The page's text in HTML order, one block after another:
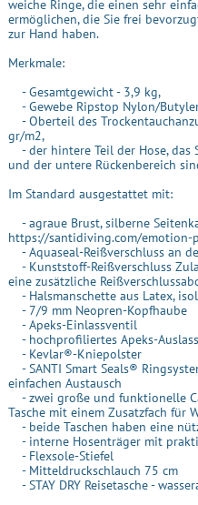
weiche Ringe, die einen sehr
ermöglichen, die Sie frei
zur Hand haben.
Merkmale:
- Gesamtgewicht - 3,9 kg,
- Gewebe Ripstop Nylon/
- Oberteil des
gr/m2,
- der hintere Teil der Hose,
und der untere Rückenbereich
Im Standard ausgestattet mit:
- agraue Brust, silberne
https://santidiving.com/emotion-
- Aquaseal-Reißverschluss an
- Kunststoff-Reißverschluss
eine zusätzliche
- Halsmanschette aus Latex,
- 7/9 mm Neopren-Kopfhaube
- Apeks-Einlassventil
- hochprofiliertes Apeks-
- Kevlar®-Kniepolster
- SANTI Smart Seals®
einfachen Austausch
- zwei große und funktionelle
Tasche mit einem Zusatzfach für
- beide Taschen haben eine
- interne Hosenträger mit
- Flexsole-Stiefel
- Mitteldruckschlauch 75 cm
- STAY DRY Reisetasche -